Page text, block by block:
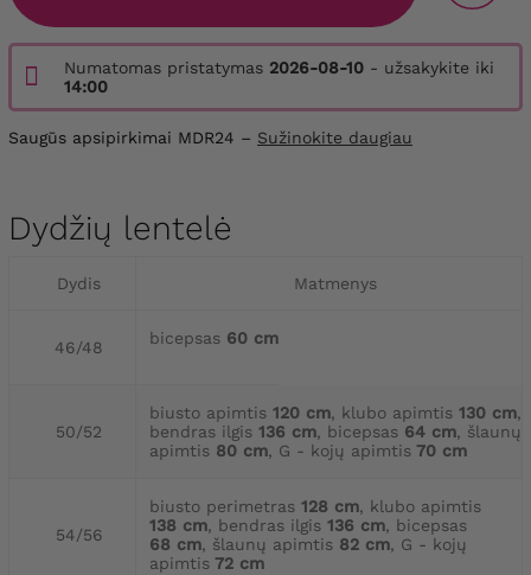
Numatomas pristatymas 2026-08-10 - užsakykite iki
14:00
Saugūs apsipirkimai MDR24 – Sužinokite daugiau
Dydžių lentelė
Dydis Matmenys
46/48 bicepsas 60 cm
50/52
biusto apimtis 120 cm, klubo apimtis 130 cm,
bendras ilgis 136 cm, bicepsas 64 cm, šlaunų
apimtis 80 cm, G - kojų apimtis 70 cm
54/56
biusto perimetras 128 cm, klubo apimtis
138 cm, bendras ilgis 136 cm, bicepsas
68 cm, šlaunų apimtis 82 cm, G - kojų
apimtis 72 cm